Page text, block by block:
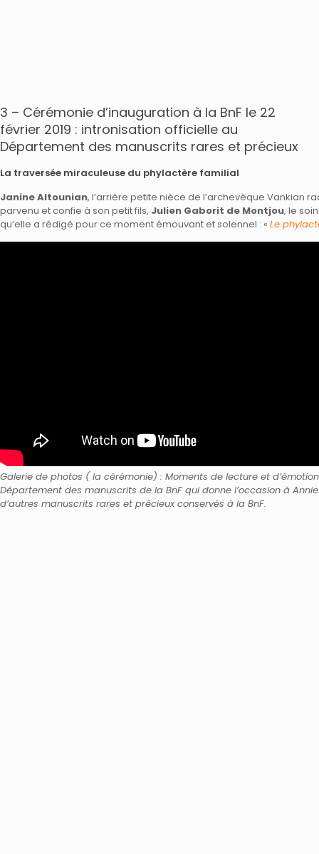
3 – Cérémonie d’inauguration à la BnF le 22
février 2019 : intronisation officielle au
Département des manuscrits rares et précieux
La traversée miraculeuse du phylactère familial
Janine Altounian, l’arrière petite nièce de l’archevèque Vankian
parvenu et confie à son petit fils, Julien Gaborit de Montjou, le
qu’elle a rédigé pour ce moment émouvant et solennel : « Le
Galerie de photos ( la cérémonie) : Moments de lecture et
Département des manuscrits de la BnF qui donne l’occasion à
d’autres manuscrits rares et précieux conservés à la BnF.